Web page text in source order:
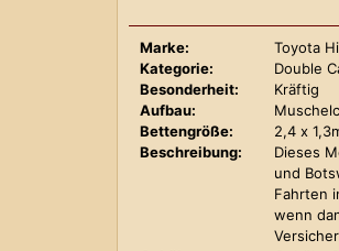
Marke:
Toyota
Kategorie:
Double
Besonderheit:
Kräftig
Aufbau:
Bettengröße:
2,4 x
Beschreibung:
Dieses
und
Fahrten
wenn